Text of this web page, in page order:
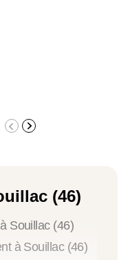
(46)
Souillac (46)
à Souillac (46)